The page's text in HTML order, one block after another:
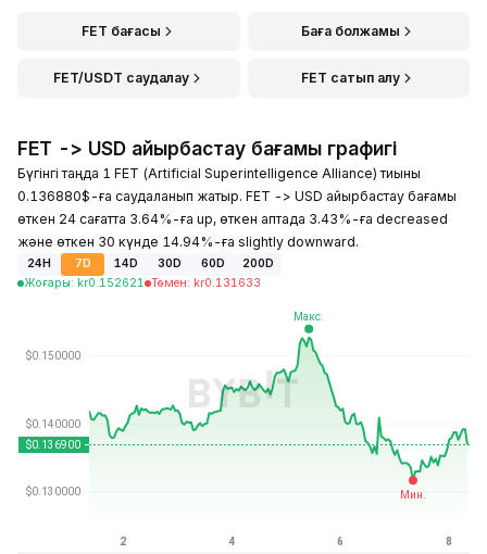
FET бағасы Баға болжамы
FET/USDT саудалау FET сатып алу
FET -> USD айырбастау бағамы графигі
Бүгінгі таңда 1 FET (Artificial Superintelligence Alliance) тиыны
0.136880$-ға саудаланып жатыр. FET -> USD айырбастау бағамы
өткен 24 сағатта 3.64%-ға up, өткен аптада 3.43%-ға decreased
және өткен 30 күнде 14.94%-ға slightly downward.
24H 7D 14D 30D 60D
200D
Жоғары: kr0.152621 Төмен: kr0.131633
Соңғы жаңарту: 2026-08-08, 08:10 GMT+0